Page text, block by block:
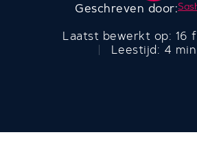
Geschreven door:
Laatst bewerkt op: 16
Leestijd: 4 min